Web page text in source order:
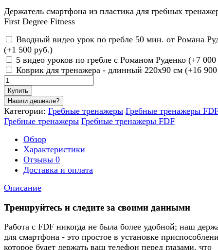
Держатель смартфона из пластика для гребных
First Degree Fitness
Вводный видео урок по гребле 50 мин. от Романа
(+1 500 руб.)
5 видео уроков по гребле с Романом Руденко (+7
Коврик для тренажера - длинный 220х90 см (+16
Купить
Категории: Гребные тренажеры Гребные тренажеры
Гребные тренажеры Гребные тренажеры FDF
Обзор
Характеристики
Отзывы 0
Доставка и оплата
Описание
Тренируйтесь и следите за своими данными
Работа с FDF никогда не была более удобной; наш
для смартфона - это простое в установке
которое будет держать ваш телефон перед глазами, что